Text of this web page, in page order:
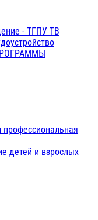
- ТГПУ ТВ
детей и взрослых